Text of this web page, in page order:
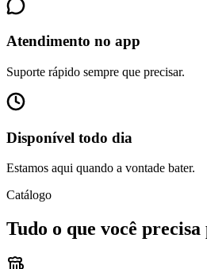
Atendimento no app
Suporte rápido sempre que precisar.
Disponível todo dia
Estamos aqui quando a vontade bater.
Catálogo
Tudo o que você